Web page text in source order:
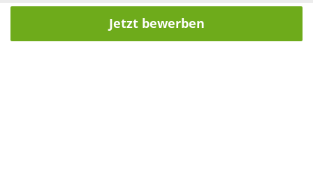
Jetzt bewerben